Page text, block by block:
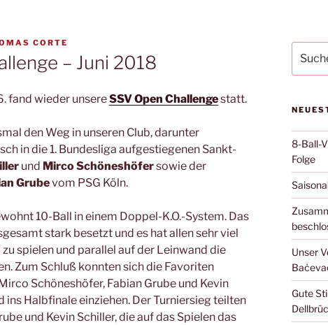
CORTE
– Juni 2018
fand wieder unsereSSV Open Challengestatt.
den Weg in unseren Club, darunter
in die 1. Bundesliga aufgestiegenen Sankt-
und Mirco Schöneshöfersowie der
Grubevom PSG Köln.
10-Ball in einem Doppel-K.O.-System. Das
stark besetzt und es hat allen sehr viel
spielen und parallel auf der Leinwand die
Zum Schluß konnten sich die Favoriten
Schöneshöfer, Fabian Grube und Kevin
ins Halbfinale einziehen. Der Turniersieg teilten
und Kevin Schiller, die auf das Spielen das
nach:
8-Ball-
Folge
Unser
Gute